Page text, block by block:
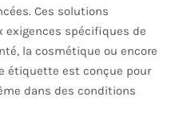
Ces solutions
exigences spécifiques de
la cosmétique ou encore
étiquette est conçue pour
dans des conditions